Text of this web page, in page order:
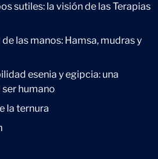
sutiles: la visión de las Terapias
las manos: Hamsa, mudras y
esenia y egipcia: una
humano
la ternura